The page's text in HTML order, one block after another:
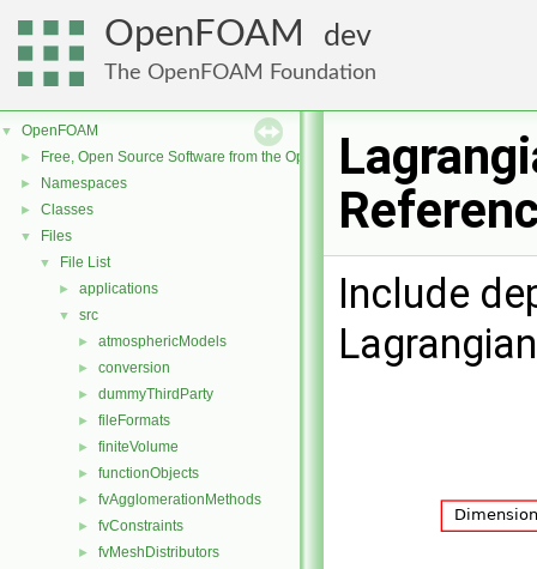
OpenFOAM dev
The OpenFOAM Foundation
▼ OpenFOAM
► Free, Open Source Software from the OpenFOAM Foundation
► Namespaces
► Classes
▼ Files
▼ File List
► applications
▼ src
► atmosphericModels
► conversion
► dummyThirdParty
► fileFormats
► finiteVolume
► functionObjects
► fvAgglomerationMethods
► fvConstraints
► fvMeshDistributors
Include